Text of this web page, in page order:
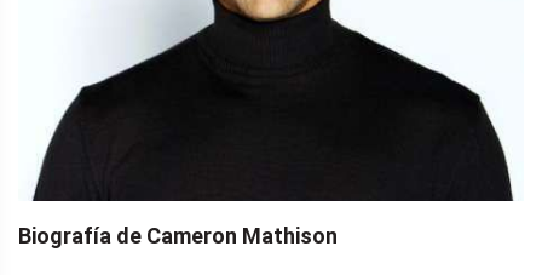
Biografía de Cameron Mathison